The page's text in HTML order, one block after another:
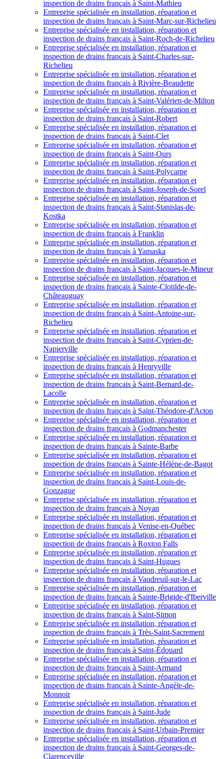
inspection de drains français à Saint-Mathieu
Entreprise spécialisée en installation, réparation et
inspection de drains français à Saint-Marc-sur-Richelieu
Entreprise spécialisée en installation, réparation et
inspection de drains français à Saint-Roch-de-Richelieu
Entreprise spécialisée en installation, réparation et
inspection de drains français à Saint-Charles-sur-
Richelieu
Entreprise spécialisée en installation, réparation et
inspection de drains français à Rivière-Beaudette
Entreprise spécialisée en installation, réparation et
inspection de drains français à Saint-Valérien-de-Milton
Entreprise spécialisée en installation, réparation et
inspection de drains français à Saint-Robert
Entreprise spécialisée en installation, réparation et
inspection de drains français à Saint-Clet
Entreprise spécialisée en installation, réparation et
inspection de drains français à Saint-Ours
Entreprise spécialisée en installation, réparation et
inspection de drains français à Saint-Polycarpe
Entreprise spécialisée en installation, réparation et
inspection de drains français à Saint-Joseph-de-Sorel
Entreprise spécialisée en installation, réparation et
inspection de drains français à Saint-Stanislas-de-
Kostka
Entreprise spécialisée en installation, réparation et
inspection de drains français à Franklin
Entreprise spécialisée en installation, réparation et
inspection de drains français à Yamaska
Entreprise spécialisée en installation, réparation et
inspection de drains français à Saint-Jacques-le-Mineur
Entreprise spécialisée en installation, réparation et
inspection de drains français à Sainte-Clotilde-de-
Châteauguay
Entreprise spécialisée en installation, réparation et
inspection de drains français à Saint-Antoine-sur-
Richelieu
Entreprise spécialisée en installation, réparation et
inspection de drains français à Saint-Cyprien-de-
Napierville
Entreprise spécialisée en installation, réparation et
inspection de drains français à Henryville
Entreprise spécialisée en installation, réparation et
inspection de drains français à Saint-Bernard-de-
Lacolle
Entreprise spécialisée en installation, réparation et
inspection de drains français à Saint-Théodore-d'Acton
Entreprise spécialisée en installation, réparation et
inspection de drains français à Godmanchester
Entreprise spécialisée en installation, réparation et
inspection de drains français à Sainte-Barbe
Entreprise spécialisée en installation, réparation et
inspection de drains français à Sainte-Hélène-de-Bagot
Entreprise spécialisée en installation, réparation et
inspection de drains français à Saint-Louis-de-
Gonzague
Entreprise spécialisée en installation, réparation et
inspection de drains français à Noyan
Entreprise spécialisée en installation, réparation et
inspection de drains français à Venise-en-Québec
Entreprise spécialisée en installation, réparation et
inspection de drains français à Roxton Falls
Entreprise spécialisée en installation, réparation et
inspection de drains français à Saint-Hugues
Entreprise spécialisée en installation, réparation et
inspection de drains français à Vaudreuil-sur-le-Lac
Entreprise spécialisée en installation, réparation et
inspection de drains français à Sainte-Brigide-d'Iberville
Entreprise spécialisée en installation, réparation et
inspection de drains français à Saint-Simon
Entreprise spécialisée en installation, réparation et
inspection de drains français à Très-Saint-Sacrement
Entreprise spécialisée en installation, réparation et
inspection de drains français à Saint-Édouard
Entreprise spécialisée en installation, réparation et
inspection de drains français à Saint-Armand
Entreprise spécialisée en installation, réparation et
inspection de drains français à Sainte-Angèle-de-
Monnoir
Entreprise spécialisée en installation, réparation et
inspection de drains français à Saint-Jude
Entreprise spécialisée en installation, réparation et
inspection de drains français à Saint-Urbain-Premier
Entreprise spécialisée en installation, réparation et
inspection de drains français à Saint-Georges-de-
Clarenceville